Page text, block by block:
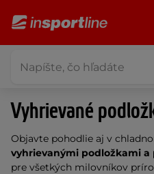
Vyhrievané
Objavte pohodlie aj v
vyhrievanými podložkami a
pre všetkých milovníkov